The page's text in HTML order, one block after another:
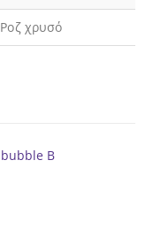
Ροζ χρυσό